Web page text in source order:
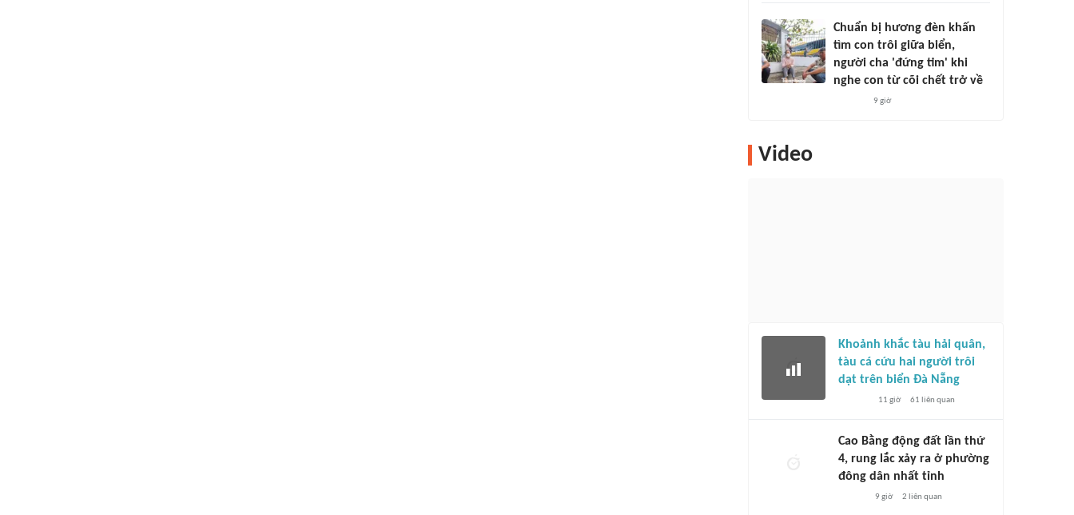
Chuẩn bị hương đèn khấn
tìm con trôi giữa biển,
người cha 'đứng tim' khi
nghe con từ cõi chết trở về
9 giờ
Video
Khoảnh khắc tàu hải quân,
tàu cá cứu hai người trôi
dạt trên biển Đà Nẵng
11 giờ 61 liên quan
Cao Bằng động đất lần thứ
4, rung lắc xảy ra ở phường
đông dân nhất tỉnh
9 giờ 2 liên quan